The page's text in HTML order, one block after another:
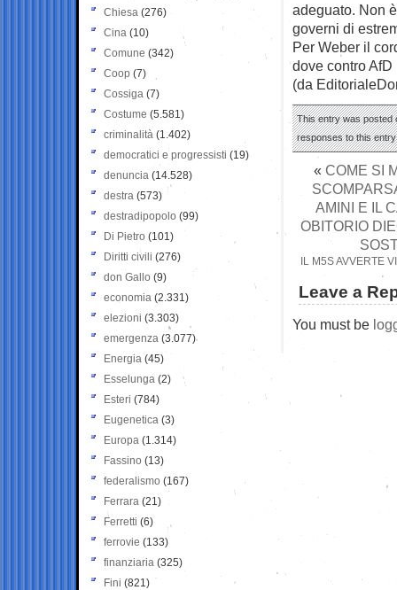
adeguato. Non
governi di
Per Weber il
dove contro AfD
(da
This entry was posted
responses to this
« COME SI
AMINI E IL
OBITORIO
IL M5S AVVERTE
Leave a
You must be
Chiesa (276)
Cina (10)
Comune (342)
Coop (7)
Cossiga (7)
Costume (5.581)
criminalità (1.402)
democratici e progressisti (19)
denuncia (14.528)
destra (573)
destradipopolo (99)
Di Pietro (101)
Diritti civili (276)
don Gallo (9)
economia (2.331)
elezioni (3.303)
emergenza (3.077)
Energia (45)
Esselunga (2)
Esteri (784)
Eugenetica (3)
Europa (1.314)
Fassino (13)
federalismo (167)
Ferrara (21)
Ferretti (6)
ferrovie (133)
finanziaria (325)
Fini (821)